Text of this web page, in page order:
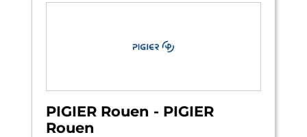
PIGIER Rouen - PIGIER
Rouen